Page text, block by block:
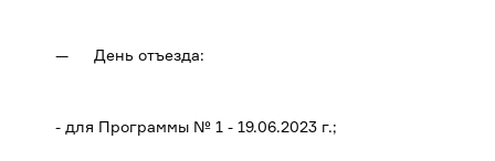
День отъезда:
- для Программы № 1 - 19.06.2023 г.;